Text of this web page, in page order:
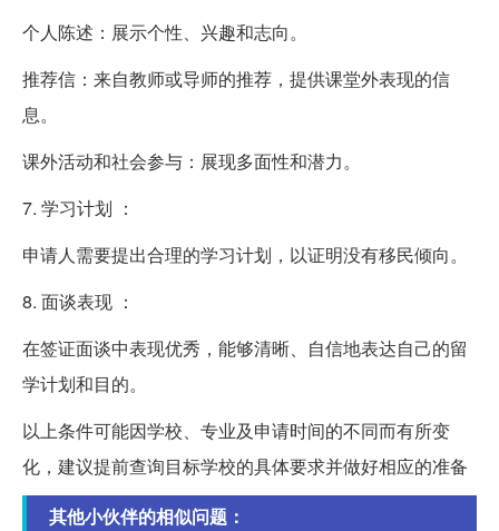
个人陈述：展示个性、兴趣和志向。
推荐信：来自教师或导师的推荐，提供课堂外表现的信
息。
课外活动和社会参与：展现多面性和潜力。
7. 学习计划 ：
申请人需要提出合理的学习计划，以证明没有移民倾向。
8. 面谈表现 ：
在签证面谈中表现优秀，能够清晰、自信地表达自己的留
学计划和目的。
以上条件可能因学校、专业及申请时间的不同而有所变
化，建议提前查询目标学校的具体要求并做好相应的准备
其他小伙伴的相似问题：